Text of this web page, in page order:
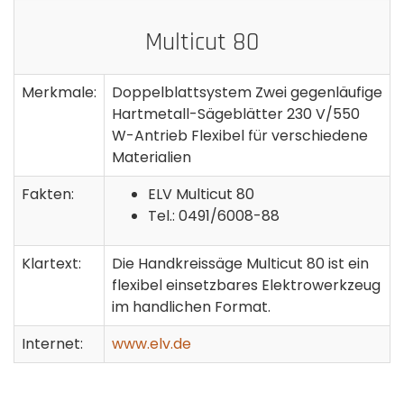
Multicut 80
Merkmale:
Doppelblattsystem Zwei gegenläufige
Hartmetall-Sägeblätter 230 V/550
W-Antrieb Flexibel für verschiedene
Materialien
Fakten:
ELV Multicut 80
Tel.: 0491/6008-88
Klartext:
Die Handkreissäge Multicut 80 ist ein
flexibel einsetzbares Elektrowerkzeug
im handlichen Format.
Internet:
www.elv.de